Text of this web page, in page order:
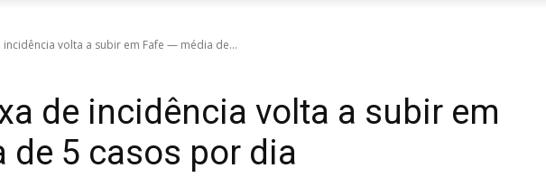
incidência volta a subir em Fafe — média de...
de incidência volta a subir em
de 5 casos por dia